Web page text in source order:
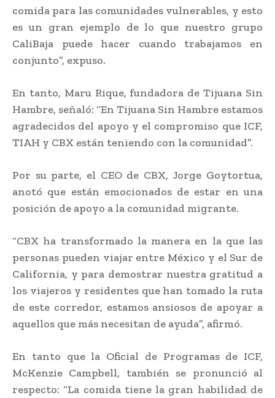
comida para las comunidades vulnerables, y esto
es un gran ejemplo de lo que nuestro grupo
CaliBaja puede hacer cuando trabajamos en
conjunto”, expuso.
En tanto, Maru Rique, fundadora de Tijuana Sin
Hambre, señaló: “En Tijuana Sin Hambre estamos
agradecidos del apoyo y el compromiso que ICF,
TIAH y CBX están teniendo con la comunidad”.
Por su parte, el CEO de CBX, Jorge Goytortua,
anotó que están emocionados de estar en una
posición de apoyo a la comunidad migrante.
“CBX ha transformado la manera en la que las
personas pueden viajar entre México y el Sur de
California, y para demostrar nuestra gratitud a
los viajeros y residentes que han tomado la ruta
de este corredor, estamos ansiosos de apoyar a
aquellos que más necesitan de ayuda”, afirmó.
En tanto que la Oficial de Programas de ICF,
McKenzie Campbell, también se pronunció al
respecto: “La comida tiene la gran habilidad de